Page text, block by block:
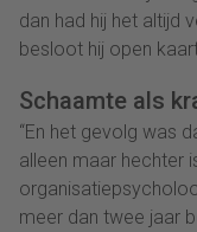
dan had hij het altijd
besloot hij open
Schaamte als
“En het gevolg was
alleen maar hechter
meer dan twee jaar